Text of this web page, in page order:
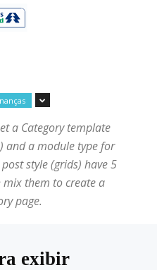
a Category template
and a module type for
style (grids) have 5
mix them to create a
page.
exibir